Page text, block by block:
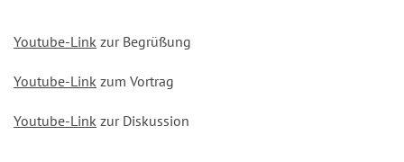
Youtube-Link zur Begrüßung
Youtube-Link zum Vortrag
Youtube-Link zur Diskussion